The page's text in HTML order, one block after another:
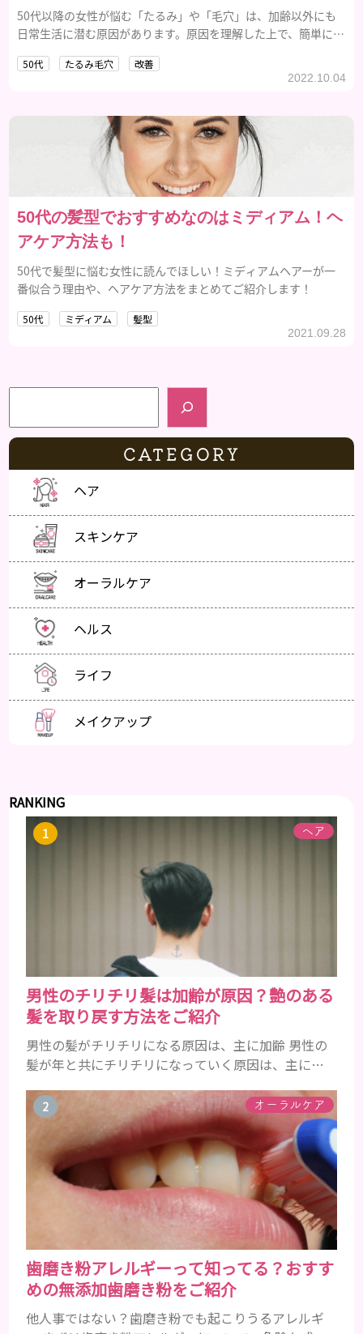
50代以降の女性が悩む「たるみ」や「毛穴」は、加齢以外にも
日常生活に潜む原因があります。原因を理解した上で、簡単に始
50代 たるみ毛穴 改善
2022.10.04
50代の髪型でおすすめなのはミディアム！ヘ
アケア方法も！
50代で髪型に悩む女性に読んでほしい！ミディアムヘアーが一
番似合う理由や、ヘアケア方法をまとめてご紹介します！
50代 ミディアム 髪型
2021.09.28
検索
CATEGORY
ヘア
スキンケア
オーラルケア
ヘルス
ライフ
メイクアップ
RANKING
ヘア
男性のチリチリ髪は加齢が原因？艶のある
髪を取り戻す方法をご紹介
男性の髪がチリチリになる原因は、主に加齢 男性の
髪が年と共にチリチリになっていく原因は、主に加
にツヤがあった男性も、いつのまにか髪がチリチリ
でペタンとするようになったと感じる人もいるでし
ょう。特に大人の男性としての魅力が出てくる40代
以降の男性に悩んでいる人が多い傾向があります。
髪が生え変わるサイクルは、年齢と共に乱れていき
ます。髪が太くならないま...
オーラルケア
歯磨き粉アレルギーって知ってる？おすす
めの無添加歯磨き粉をご紹介
他人事ではない？歯磨き粉でも起こりうるアレルギ